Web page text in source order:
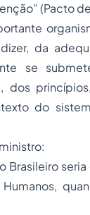
(Pacto
da
se
dos
do
Brasileiro